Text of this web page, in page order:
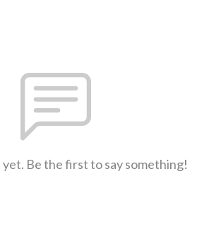
yet. Be the first to say something!